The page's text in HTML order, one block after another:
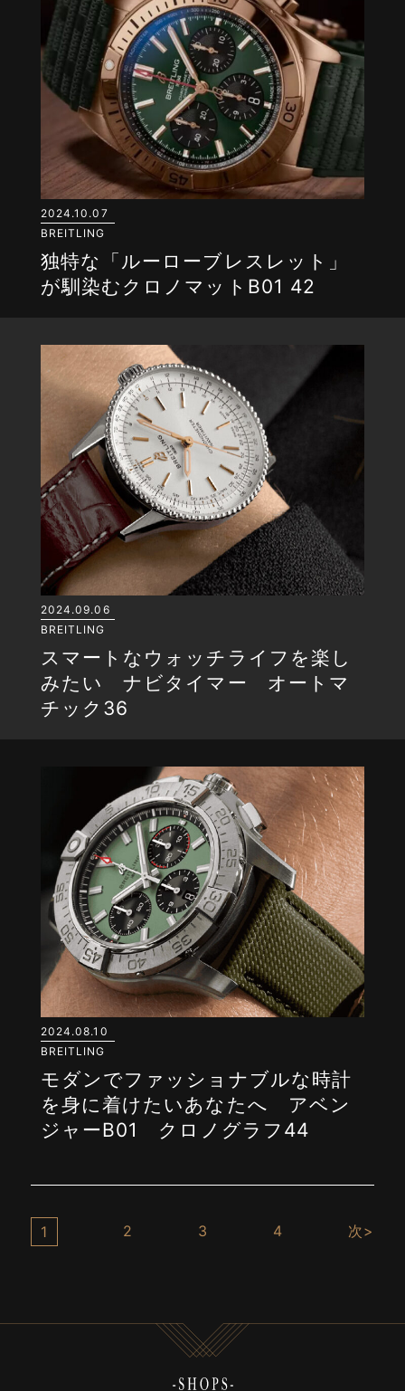
2024.10.07
BREITLING
独特な「ルーローブレスレット」
が馴染むクロノマットB01 42
2024.09.06
BREITLING
スマートなウォッチライフを楽し
みたい ナビタイマー オートマ
チック36
2024.08.10
BREITLING
モダンでファッショナブルな時計
を身に着けたいあなたへ アベン
ジャーB01 クロノグラフ44
1 2 3 4 次>